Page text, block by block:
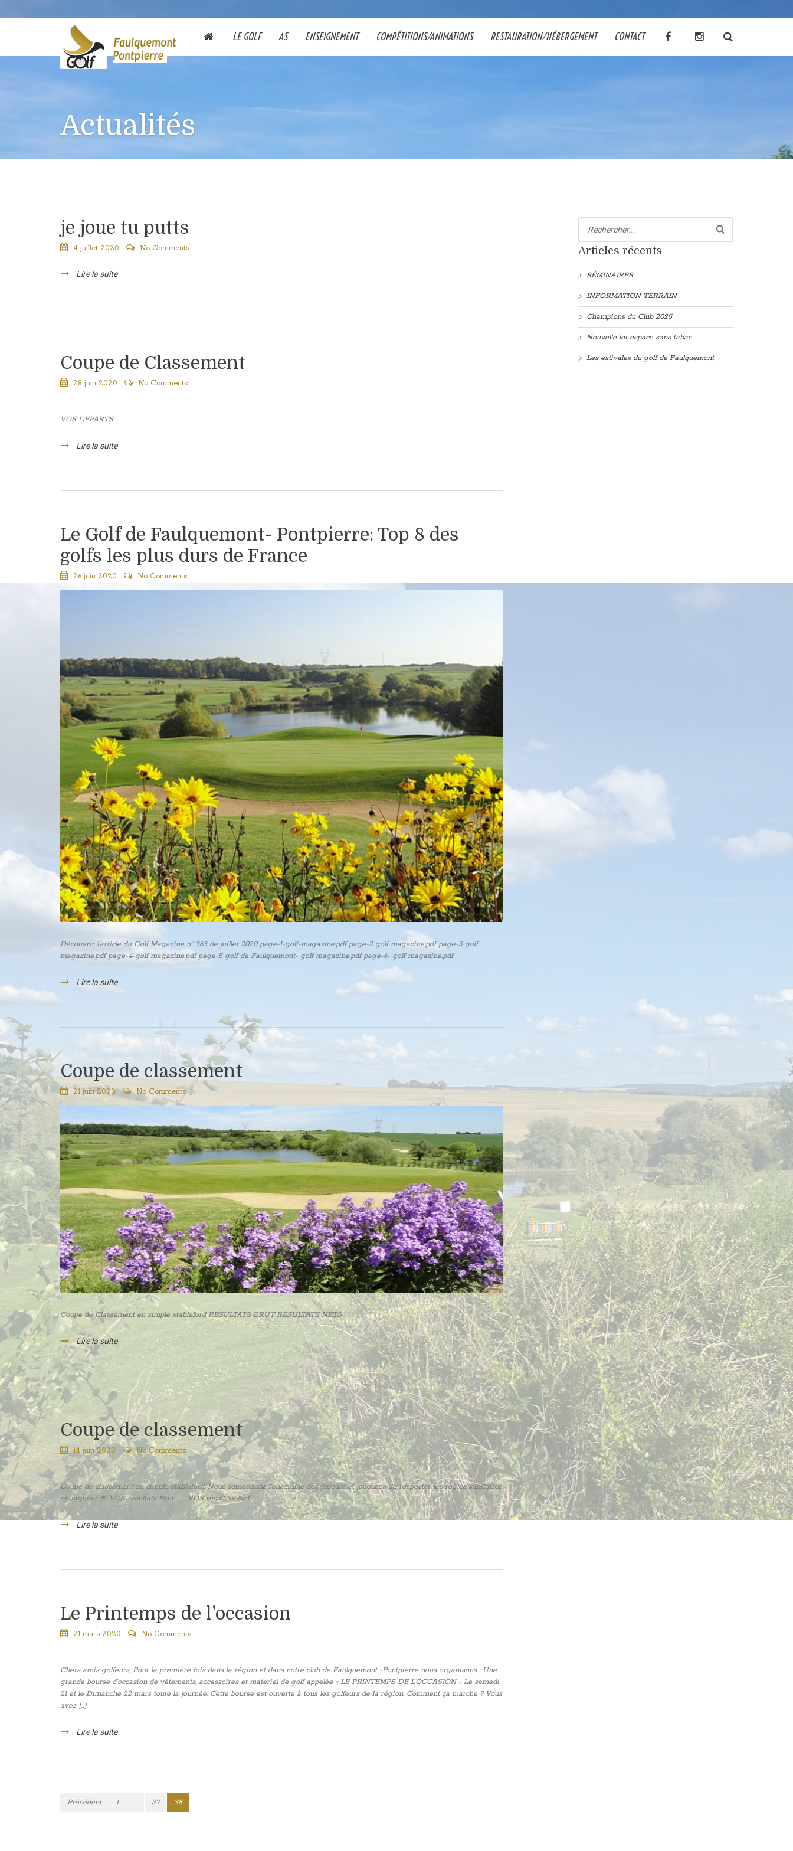
LE GOLF AS ENSEIGNEMENT COMPÉTITIONS/ANIMATIONS RESTAURATION/HÉBERGEMENT CONTACT
Actualités
je joue tu putts
4 juillet 2020 No Comments
Lire la suite
Coupe de Classement
28 juin 2020 No Comments
VOS DEPARTS
Lire la suite
Le Golf de Faulquemont- Pontpierre: Top 8 des
golfs les plus durs de France
26 juin 2020 No Comments
Découvrir l’article du Golf Magazine n° 363 de juillet 2020 page-1-golf-magazine.pdf page-2 golf magazine.pdf page-3 golf
magazine.pdf page-4-golf magazine.pdf page-5 golf de Faulquemont- golf magazine.pdf page-6- golf magazine.pdf
Lire la suite
Coupe de classement
21 juin 2020 No Comments
Coupe de Classement en simple stableford RESULTATS BRUT RESULTATS NETS
Lire la suite
Coupe de classement
14 juin 2020 No Comments
Coupe de classement en simple stableford. Nous remercions l’ensemble des joueurs et joueuses de respecter les règles sanitaires
en vigueur !!!!!! VOS résultats Brut VOS résultats Net
Lire la suite
Le Printemps de l’occasion
21 mars 2020 No Comments
Chers amis golfeurs, Pour la première fois dans la région et dans notre club de Faulquemont -Pontpierre nous organisons : Une
grande bourse d’occasion de vêtements, accessoires et matériel de golf appelée « LE PRINTEMPS DE L’OCCASION » Le samedi
21 et le Dimanche 22 mars toute la journée. Cette bourse est ouverte à tous les golfeurs de la région. Comment ça marche ? Vous
avez […]
Lire la suite
Précédent 1 … 37 38
Articles récents
SÉMINAIRES
INFORMATION TERRAIN
Champions du Club 2025
Nouvelle loi espace sans tabac
Les estivales du golf de Faulquemont